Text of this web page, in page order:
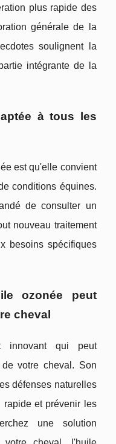
plus rapide des
générale de la
soulignent la
intégrante de la
à tous les
est qu'elle convient
conditions équines.
de consulter un
nouveau traitement
besoins spécifiques
ozonée peut
cheval
innovant qui peut
de votre cheval. Son
défenses naturelles
rapide et prévenir les
une solution